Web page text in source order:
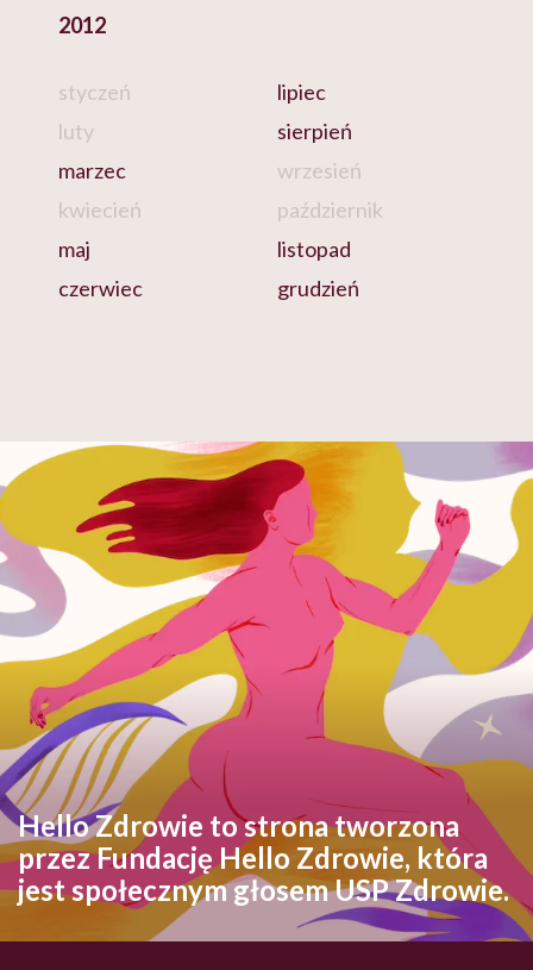
2012
styczeń
luty
marzec
kwiecień
maj
czerwiec
lipiec
sierpień
wrzesień
październik
listopad
grudzień
Hello Zdrowie to strona tworzona
przez Fundację Hello Zdrowie, która
jest społecznym głosem USP Zdrowie.